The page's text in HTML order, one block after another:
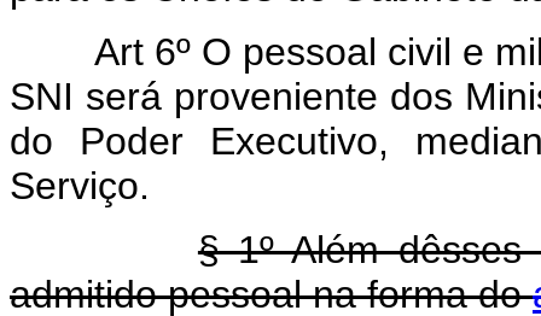
Art 6º O pessoal civil e
SNI será proveniente dos
do Poder Executivo,
Serviço.
§ 1º Além dêsses
admitido pessoal na forma do